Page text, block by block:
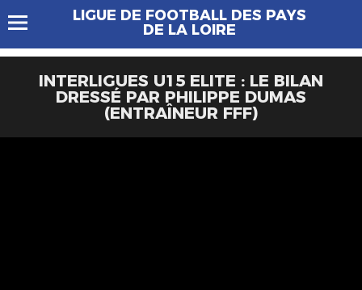
LIGUE DE FOOTBALL DES PAYS
DE LA LOIRE
INTERLIGUES U15 ELITE : LE BILAN
DRESSÉ PAR PHILIPPE DUMAS
(ENTRAÎNEUR FFF)